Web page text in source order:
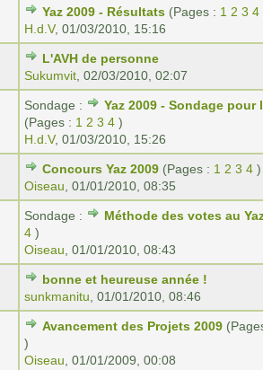
Yaz 2009 - Résultats (Pages : 1 2 3 4
H.d.V, 01/03/2010, 15:16
L'AVH de personne
Sukumvit 02/03/2010, 02:07
Sondage :
Yaz 2009 - Sondage pour
(Pages : 1 2 3 4 )
H.d.V, 01/03/2010, 15:26
Concours Yaz 2009 (Pages : 1 2 3 4 )
Oiseau 01/01/2010, 08:35
Sondage :
Méthode des votes au
4 )
Oiseau 01/01/2010, 08:43
bonne et heureuse année !
sunkmanitu 01/01/2010, 08:46
Avancement des Projets 2009
)
Oiseau 01/01/2009, 00:08